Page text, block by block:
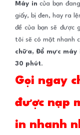
Máy in của bạn
giấy, bị đen, hay ra
đề của bạn sẽ được
tôi sẽ có mặt nhanh
chữa, Đổ mực
30 phút.
Gọi ngay
được nạp
in nhanh